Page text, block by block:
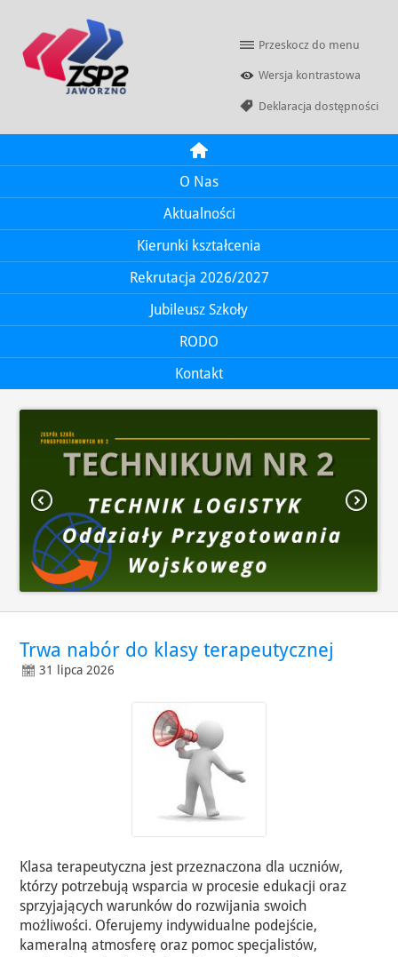
Przeskocz do menu
Wersja kontrastowa
Deklaracja dostępności
Nawigacja strony
O Nas
Aktualności
Kierunki kształcenia
Rekrutacja 2026/2027
Jubileusz Szkoły
RODO
Kontakt
Trwa nabór do klasy terapeutycznej
31 lipca 2026
Klasa terapeutyczna jest przeznaczona dla uczniów,
którzy potrzebują wsparcia w procesie edukacji oraz
sprzyjających warunków do rozwijania swoich
możliwości. Oferujemy indywidualne podejście,
kameralną atmosferę oraz pomoc specjalistów,